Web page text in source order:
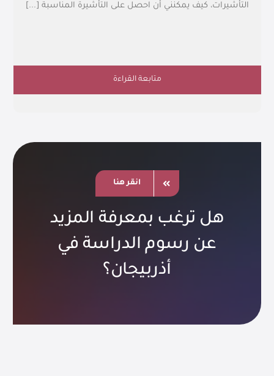
التأشيرات، كيف يمكنني أن احصل على التأشيرة المناسبة [...]
متابعة القراءة
انقر هنا
هل ترغب بمعرفة المزيد
عن رسوم الدراسة في
أذربيجان؟